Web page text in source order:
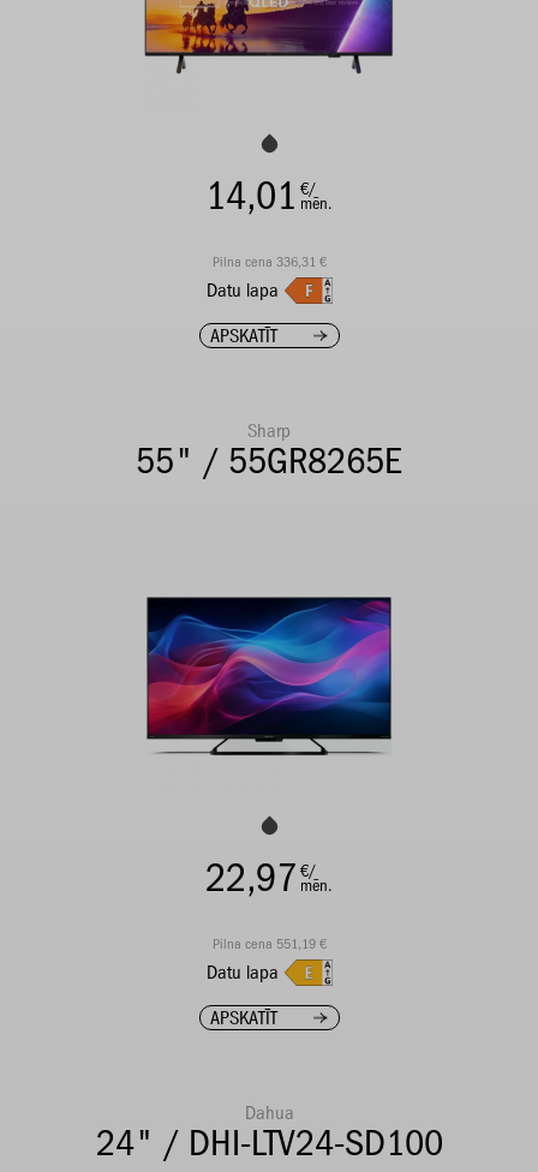
14,01 €/
mēn.
Pilna cena 336,31 €
Datu lapa
APSKATĪT
Sharp
55" / 55GR8265E
22,97 €/
mēn.
Pilna cena 551,19 €
Datu lapa
APSKATĪT
Dahua
24" / DHI-LTV24-SD100